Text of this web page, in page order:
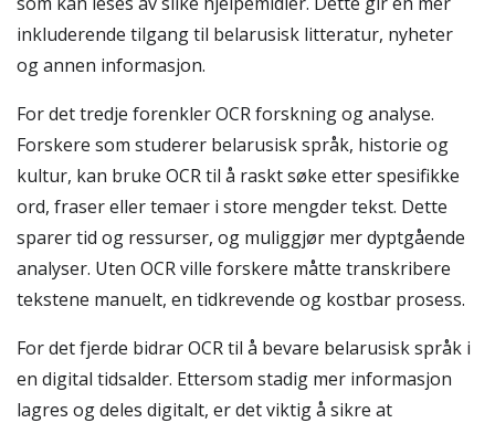
inkluderende tilgang til belarusisk litteratur, nyheter
og annen informasjon.
For det tredje forenkler OCR forskning og analyse.
Forskere som studerer belarusisk språk, historie og
kultur, kan bruke OCR til å raskt søke etter spesifikke
ord, fraser eller temaer i store mengder tekst. Dette
sparer tid og ressurser, og muliggjør mer dyptgående
analyser. Uten OCR ville forskere måtte transkribere
tekstene manuelt, en tidkrevende og kostbar prosess.
For det fjerde bidrar OCR til å bevare belarusisk språk i
en digital tidsalder. Ettersom stadig mer informasjon
lagres og deles digitalt, er det viktig å sikre at